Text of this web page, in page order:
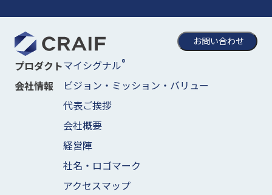
お問い合わせ
プロダクトマイシグナル®
会社情報
ビジョン・ミッション・バリュー
代表ご挨拶
会社概要
経営陣
社名・ロゴマーク
アクセスマップ